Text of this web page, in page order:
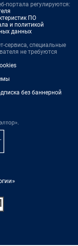
портала регулируются:
ПО
и политикой
данных
сервиса, специальные
не требуются
без баннерной